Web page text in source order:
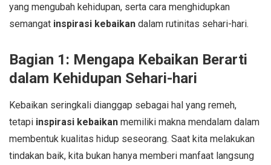
yang mengubah kehidupan, serta cara menghidupkan
semangat inspirasi kebaikan dalam rutinitas sehari-hari.
Bagian 1: Mengapa Kebaikan Berarti
dalam Kehidupan Sehari-hari
Kebaikan seringkali dianggap sebagai hal yang remeh,
tetapi inspirasi kebaikan memiliki makna mendalam dalam
membentuk kualitas hidup seseorang. Saat kita melakukan
tindakan baik, kita bukan hanya memberi manfaat langsung